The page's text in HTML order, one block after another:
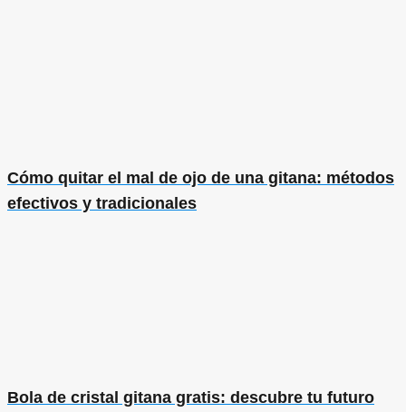
Cómo quitar el mal de ojo de una gitana: métodos
efectivos y tradicionales
Bola de cristal gitana gratis: descubre tu futuro